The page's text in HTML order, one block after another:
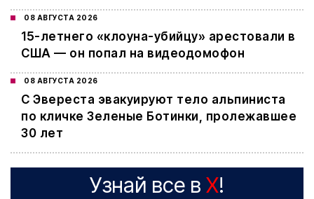
08 АВГУСТА 2026
15-летнего «клоуна-убийцу» арестовали в
США — он попал на видеодомофон
08 АВГУСТА 2026
С Эвереста эвакуируют тело альпиниста
по кличке Зеленые Ботинки, пролежавшее
30 лет
Узнай все в X!